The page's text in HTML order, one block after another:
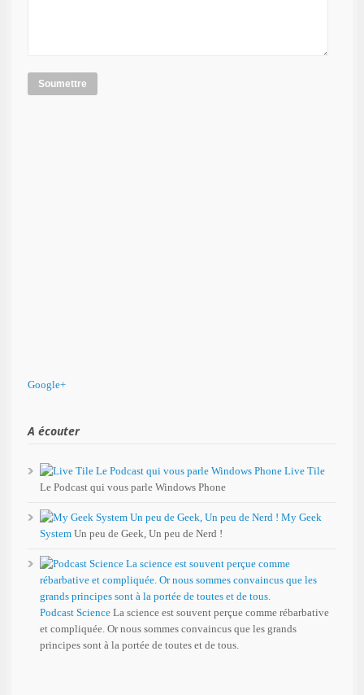
Soumettre
Google+
A écouter
Live Tile
Le Podcast qui vous parle Windows Phone
My Geek
System Un peu de Geek, Un peu de Nerd !
Podcast Science La science est souvent perçue comme rébarbative
et compliquée. Or nous sommes convaincus que les grands
principes sont à la portée de toutes et de tous.